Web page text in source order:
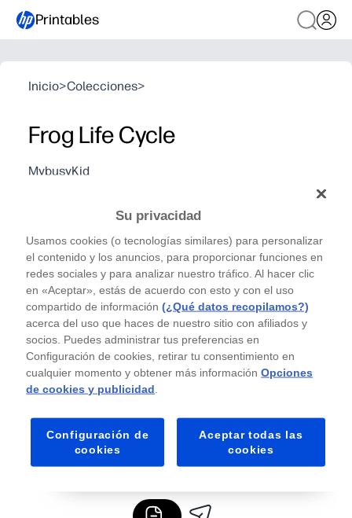
Printables
Inicio>Colecciones>
Frog Life Cycle
MybusyKid
This printable activity helps children learn about the
frog life cycle by cutting and pasting the pictures of
its life cycle
Su privacidad
Usamos cookies (o tecnologías similares) para personalizar
el contenido y los anuncios, para proporcionar funciones en
redes sociales y para analizar nuestro tráfico. Al hacer clic
en «Aceptar», estás de acuerdo con esto y con el uso
compartido de información(¿Qué datos recopilamos?)
acerca del uso que haces de nuestro sitio con afiliados y
socios. Puedes administrar tus preferencias en
Configuración de cookies, retirar tu consentimiento en
cualquier momento y obtener más informaciónOpciones
de cookies y publicidad
Configuración de
cookies
Aceptar todas las
cookies